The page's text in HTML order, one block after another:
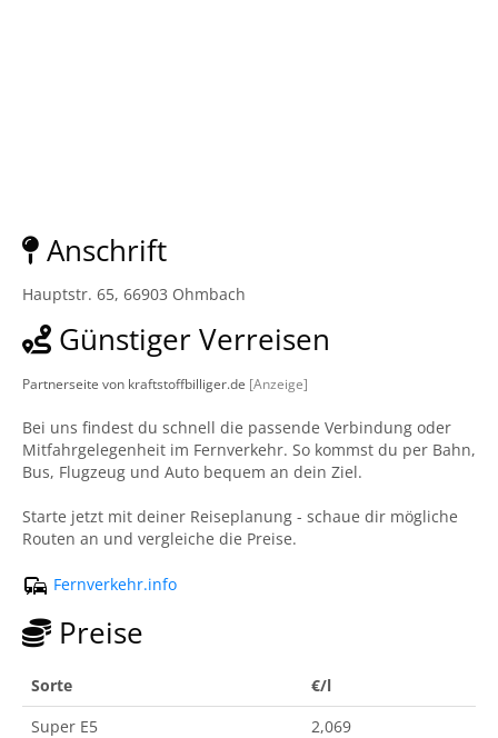
Anschrift
Hauptstr. 65, 66903 Ohmbach
Günstiger Verreisen
Partnerseite von kraftstoffbilliger.de [Anzeige]
Bei uns findest du schnell die passende Verbindung oder
Mitfahrgelegenheit im Fernverkehr. So kommst du per Bahn,
Bus, Flugzeug und Auto bequem an dein Ziel.
Starte jetzt mit deiner Reiseplanung - schaue dir mögliche
Routen an und vergleiche die Preise.
Fernverkehr.info
Preise
Sorte
€/l
Super E5
2,069